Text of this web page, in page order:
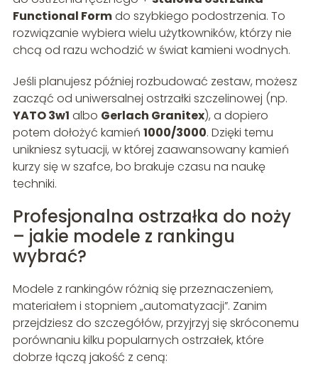
Functional Formdo szybkiego podostrzenia. To
rozwiązanie wybiera wielu użytkowników, którzy nie
chcą od razu wchodzić w świat kamieni wodnych.
Jeśli planujesz później rozbudować zestaw, możesz
zacząć od uniwersalnej ostrzałki szczelinowej (np.
YATO 3w1 albo Gerlach Granitex), a dopiero
potem dołożyć kamień 1000/3000. Dzięki temu
unikniesz sytuacji, w której zaawansowany kamień
kurzy się w szafce, bo brakuje czasu na naukę
techniki.
Profesjonalna ostrzałka do noży
– jakie modele z rankingu
wybrać?
Modele z rankingów różnią się przeznaczeniem,
materiałem i stopniem „automatyzacji”. Zanim
przejdziesz do szczegółów, przyjrzyj się skróconemu
porównaniu kilku popularnych ostrzałek, które
dobrze łączą jakość z ceną: